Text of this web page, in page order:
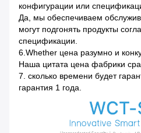
конфигурации или
Да, мы обеспечиваем
могут подгонять продукты
спецификации.
6.Whether цена разумно и
Наша цитата цена фабрики
7. сколько времени будет
гарантия 1 года.